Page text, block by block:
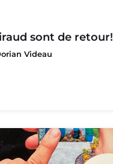
sont de retour!
Videau